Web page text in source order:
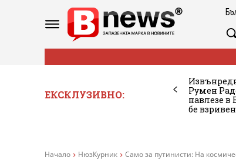
ЕКСКЛУЗИВНО:
Румен
навлезе
бе
Начало НюзКурник Само за путинисти: На